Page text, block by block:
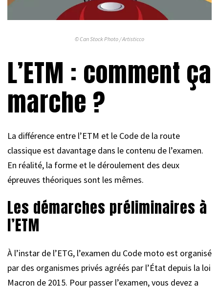
© Can Stock Photo / Artisticco
L’ETM : comment ça
marche ?
La différence entre l’ETM et le Code de la route
classique est davantage dans le contenu de l’examen.
En réalité, la forme et le déroulement des deux
épreuves théoriques sont les mêmes.
Les démarches préliminaires à
l’ETM
À l’instar de l’ETG, l’examen du Code moto est organisé
par des organismes privés agréés par l’État depuis la loi
Macron de 2015. Pour passer l’examen, vous devez a